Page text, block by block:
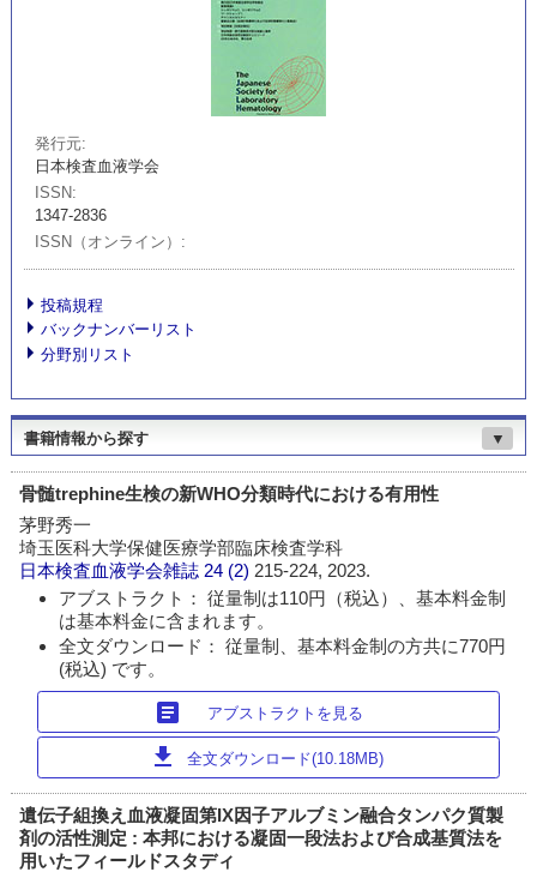
発行元
日本検査血液学会
ISSN
1347-2836
ISSN（オンライン）
投稿規程
バックナンバーリスト
分野別リスト
書籍情報から探す ▼
骨髄trephine生検の新WHO分類時代における有用性
茅野秀一
埼玉医科大学保健医療学部臨床検査学科
日本検査血液学会雑誌 24 (2)215-224, 2023.
アブストラクト： 従量制は110円（税込）、基本料金制
は基本料金に含まれます。
全文ダウンロード： 従量制、基本料金制の方共に770円
(税込) です。
article アブストラクトを見る
download 全文ダウンロード(10.18MB)
遺伝子組換え血液凝固第IX因子アルブミン融合タンパク質製
剤の活性測定 : 本邦における凝固一段法および合成基質法を
用いたフィールドスタディ